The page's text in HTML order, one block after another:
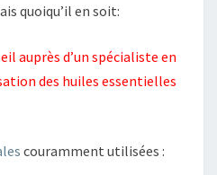
quoiqu’il en soit:
auprès d’un spécialiste en
des huiles essentielles
couramment utilisées :